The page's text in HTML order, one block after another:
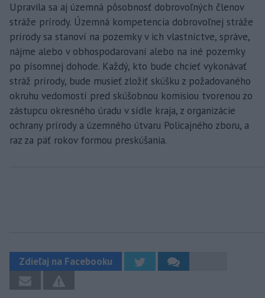
Upravila sa aj územná pôsobnosť dobrovoľných členov
stráže prírody. Územná kompetencia dobrovoľnej stráže
prírody sa stanoví na pozemky v ich vlastníctve, správe,
nájme alebo v obhospodarovaní alebo na iné pozemky
po písomnej dohode. Každý, kto bude chcieť vykonávať
stráž prírody, bude musieť zložiť skúšku z požadovaného
okruhu vedomostí pred skúšobnou komisiou tvorenou zo
zástupcu okresného úradu v sídle kraja, z organizácie
ochrany prírody a územného útvaru Policajného zboru, a
raz za päť rokov formou preskúšania.
Zdieľaj na Facebooku